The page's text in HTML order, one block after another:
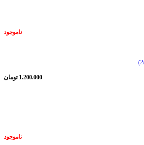
ناموجود
1.200.000 تومان
ناموجود